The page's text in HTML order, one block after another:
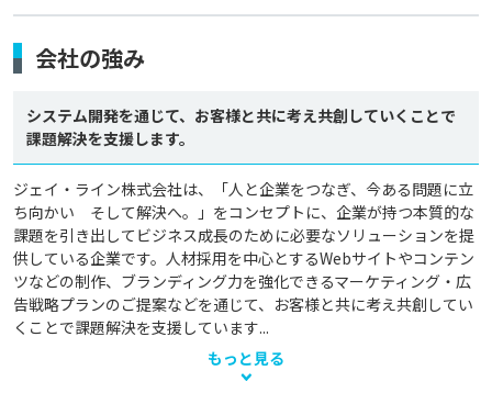
会社の強み
システム開発を通じて、お客様と共に考え共創していくことで
課題解決を支援します。
ジェイ・ライン株式会社は、「人と企業をつなぎ、今ある問題に立
ち向かい　そして解決へ。」をコンセプトに、企業が持つ本質的な
課題を引き出してビジネス成長のために必要なソリューションを提
供している企業です。人材採用を中心とするWebサイトやコンテン
ツなどの制作、ブランディング力を強化できるマーケティング・広
告戦略プランのご提案などを通じて、お客様と共に考え共創してい
くことで課題解決を支援しています...
もっと見る